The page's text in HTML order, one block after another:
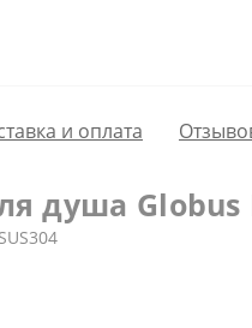
и оплата
душа Globus